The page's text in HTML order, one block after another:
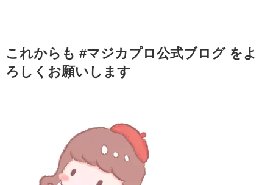
これからも #マジカプロ公式ブログ をよ
ろしくお願いします